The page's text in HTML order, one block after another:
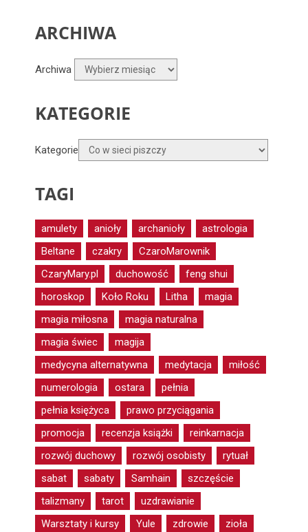
ARCHIWA
Archiwa
KATEGORIE
Kategorie
TAGI
amulety anioły archanioły
astrologia
Beltane
czakry
CzaroMarownik
CzaryMary.pl
duchowość
feng shui
horoskop
Koło Roku Litha
magia
magia miłosna
magia naturalna
magia świec
magija
medycyna alternatywna
medytacja
miłość
numerologia
ostara
pełnia
pełnia księżyca
prawo przyciągania
promocja
recenzja książki
reinkarnacja
rozwój duchowy
rozwój osobisty
rytuał
sabat
sabaty Samhain
szczęście
talizmany
tarot
uzdrawianie
Warsztaty i kursy
Yule zdrowie zioła